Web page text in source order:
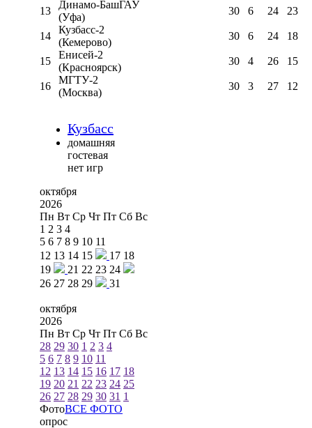
13
Динамо-БашГАУ
(Уфа)
30 6 24 23
14
Кузбасс-2
(Кемерово)
30 6 24 18
15
Енисей-2
(Красноярск)
30 4 26 15
16
МГТУ-2
(Москва)
30 3 27 12
Кузбасс
домашняя
гостевая
нет игр
октября
2026
Пн Вт Ср Чт Пт Сб Вс
1 2 3 4
5 6 7 8 9 10 11
12 13 14 15 17 18
19
21 22 23 24
26 27 28 29 31
октября
2026
Пн Вт Ср Чт Пт Сб Вс
28 29 30 1 2 3 4
5 6 7 8 9 10 11
12 13 14 15 16 17 18
19 20 21 22 23 24 25
26 27 28 29 30 31 1
ФотоВСЕ ФОТО
опрос